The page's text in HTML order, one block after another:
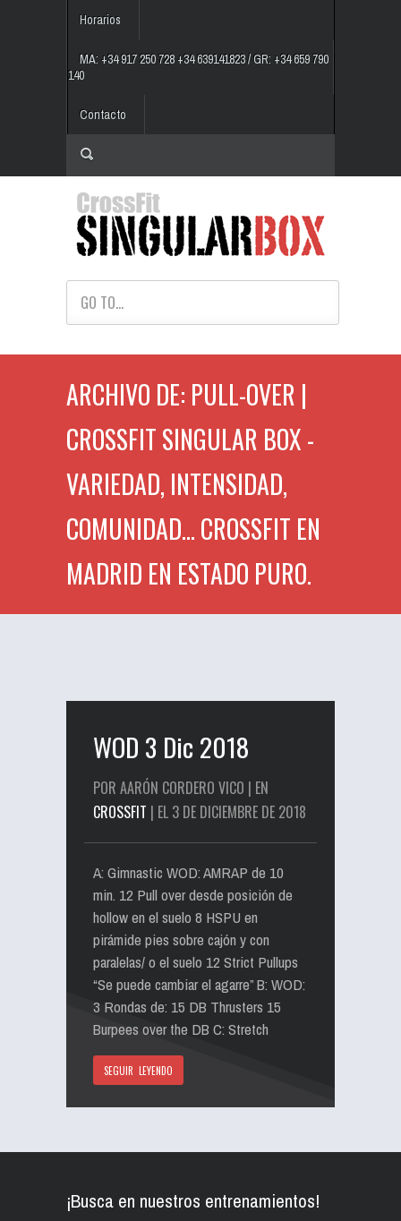
Horarios
MA: +34 917 250 728 +34 639141823 / GR: +34 659 790
140
Contacto
GO TO...
ARCHIVO DE: PULL-OVER |
CROSSFIT SINGULAR BOX -
VARIEDAD, INTENSIDAD,
COMUNIDAD... CROSSFIT EN
MADRID EN ESTADO PURO.
WOD 3 Dic 2018
POR AARÓN CORDERO VICO | EN
CROSSFIT | EL 3 DE DICIEMBRE DE 2018
A: Gimnastic WOD: AMRAP de 10
min. 12 Pull over desde posición de
hollow en el suelo 8 HSPU en
pirámide pies sobre cajón y con
paralelas/ o el suelo 12 Strict Pullups
“Se puede cambiar el agarre” B: WOD:
3 Rondas de: 15 DB Thrusters 15
Burpees over the DB C: Stretch
SEGUIR LEYENDO
¡Busca en nuestros entrenamientos!